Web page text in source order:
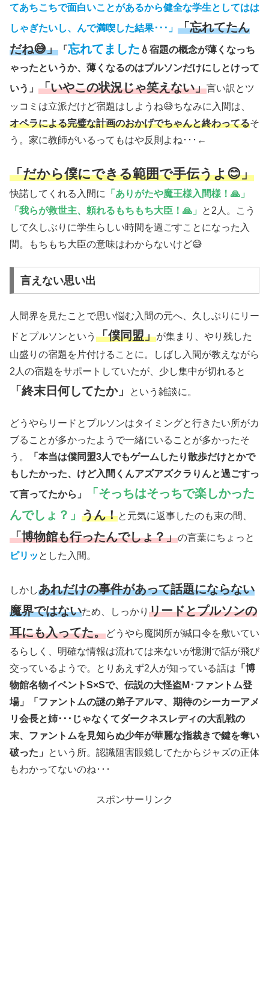
てあちこちで面白いことがあるから健全な学生としてはは
しゃぎたいし、んで満喫した結果･･･」 「忘れてたん
だね😅」 「 忘れてました 💧宿題の概念が薄くなっち
ゃったというか、薄くなるのはプルソンだけにしとけって
いう」 「いやこの状況じゃ笑えない」言い訳とツ
ッコミは立派だけど宿題はしようね😅ちなみに入間は、
オペラによる完璧な計画のおかげでちゃんと終わってるそ
う。家に教師がいるってもはや反則よね･･･←
「だから僕にできる範囲で手伝うよ😊」
快諾してくれる入間に 「ありがたや魔王様入間様！🙏」
「我らが救世主、頼れるもちもち大臣！🙏」
と2人。こう
して久しぶりに学生らしい時間を過ごすことになった入
間。もちもち大臣の意味はわからないけど😅
言えない思い出
人間界を見たことで思い悩む入間の元へ、久しぶりにリー
ドとプルソンという 「僕同盟」が集まり、やり残した
山盛りの宿題を片付けることに。しばし入間が教えながら
2人の宿題をサポートしていたが、少し集中が切れると
「終末日何してたか」 という雑談に。
どうやらリードとプルソンはタイミングと行きたい所がカ
ブることが多かったようで一緒にいることが多かったそ
う。
「本当は僕同盟3人でもゲームしたり散歩だけとかで
もしたかった、けど入間くんアズアズクラりんと過ごすっ
て言ってたから」
「そっちはそっちで楽しかった
んでしょ？」 うん！と元気に返事したのも束の間、
「博物館も行ったんでしょ？」の言葉にちょっと
ピリッ とした入間。
しかしあれだけの事件があって話題にならない
魔界ではないため、しっかり リードとプルソンの
耳にも入ってた。どうやら魔関所が緘口令を敷いてい
るらしく、明確な情報は流れては来ないが憶測で話が飛び
交っているようで。とりあえず2人が知っている話は 「博
物館名物イベントS×Sで、伝説の大怪盗M･ファントム登
場」「ファントムの謎の弟子アルマ、期待のシーカーアメ
リ会長と姉･･･じゃなくてダークネスレディの大乱戦の
末、ファントムを見知らぬ少年が華麗な指裁きで鍵を奪い
破った」
という所。認識阻害眼鏡してたからジャズの正体
もわかってないのね･･･
スポンサーリンク